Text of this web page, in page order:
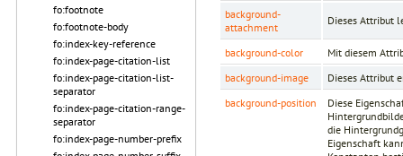
fo:footnote
fo:footnote-body
fo:index-key-reference
fo:index-page-citation-list
fo:index-page-citation-list-
separator
fo:index-page-citation-range-
separator
fo:index-page-number-prefix
background-
attachment
Dieses Attribut
background-color
Mit diesem
background-image
Dieses Attribut
background-position
Diese
die
Eigenschaft